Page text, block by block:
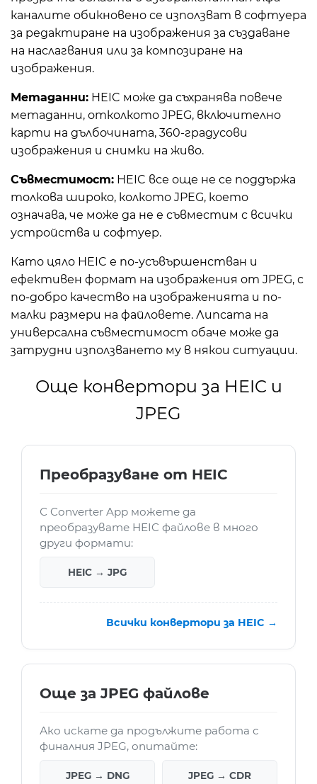
каналите обикновено се използват в софтуера
за редактиране на изображения за създаване
на наслагвания или за композиране на
изображения.
Метаданни: HEIC може да съхранява повече
метаданни, отколкото JPEG, включително
карти на дълбочината, 360-градусови
изображения и снимки на живо.
Съвместимост: HEIC все още не се поддържа
толкова широко, колкото JPEG, което
означава, че може да не е съвместим с всички
устройства и софтуер.
Като цяло HEIC е по-усъвършенстван и
ефективен формат на изображения от JPEG, с
по-добро качество на изображенията и по-
малки размери на файловете. Липсата на
универсална съвместимост обаче може да
затрудни използването му в някои ситуации.
Още конвертори за HEIC и
JPEG
Преобразуване от HEIC
С Converter App можете да
преобразувате HEIC файлове в много
други формати:
HEIC → JPG
Всички конвертори за HEIC →
Още за JPEG файлове
Ако искате да продължите работа с
финалния JPEG, опитайте:
JPEG → DNG JPEG → CDR